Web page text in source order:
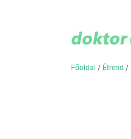
Főoldal / Étrend /